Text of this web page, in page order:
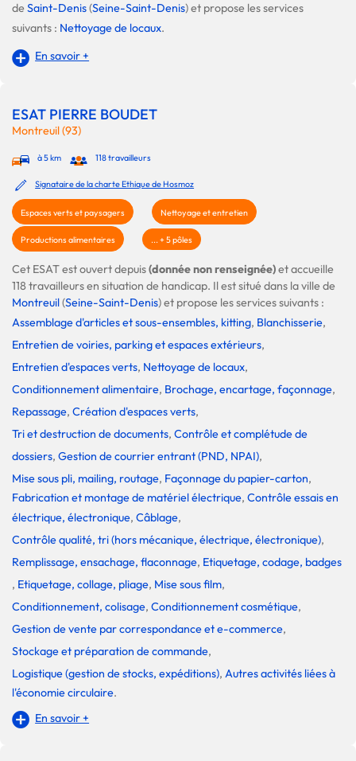
deSaint-Denis(Seine-Saint-Denis) et propose les services
suivants : Nettoyage de locaux.
En savoir +
ESAT PIERRE BOUDET
Montreuil (93)
à 5 km 118 travailleurs
Signataire de la charte Ethique de Hosmoz
Espaces verts et paysagers Nettoyage et entretien
Productions alimentaires ... + 5 pôles
Cet ESAT est ouvert depuis(donnée non renseignée)et accueille
118 travailleurs en situation de handicap. Il est situé dans la ville de
Montreuil(Seine-Saint-Denis) et propose les services suivants :
Assemblage d'articles et sous-ensembles, kitting, Blanchisserie,
Entretien de voiries, parking et espaces extérieurs,
Entretien d'espaces verts, Nettoyage de locaux,
Conditionnement alimentaire, Brochage, encartage, façonnage,
Repassage, Création d'espaces verts,
Tri et destruction de documents, Contrôle et complétude de
dossiers, Gestion de courrier entrant (PND, NPAI),
Mise sous pli, mailing, routage, Façonnage du papier-carton,
Fabrication et montage de matériel électrique, Contrôle essais en
électrique, électronique, Câblage,
Contrôle qualité, tri (hors mécanique, électrique, électronique),
Remplissage, ensachage, flaconnage, Etiquetage, codage, badges
, Etiquetage, collage, pliage, Mise sous film,
Conditionnement, colisage, Conditionnement cosmétique,
Gestion de vente par correspondance et e-commerce,
Stockage et préparation de commande,
Logistique (gestion de stocks, expéditions), Autres activités liées à
l'économie circulaire.
En savoir +